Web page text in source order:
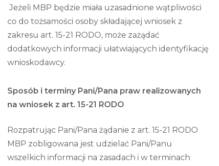
Jeżeli MBP będzie miała uzasadnione wątpliwości
co do tożsamości osoby składającej wniosek z
zakresu art. 15-21 RODO, może zażądać
dodatkowych informacji ułatwiających identyfikację
wnioskodawcy.
Sposób i terminy Pani/Pana praw realizowanych
na wniosek z art. 15-21 RODO
Rozpatrując Pani/Pana żądanie z art. 15-21 RODO
MBP zobligowana jest udzielać Pani/Panu
wszelkich informacji na zasadach i w terminach